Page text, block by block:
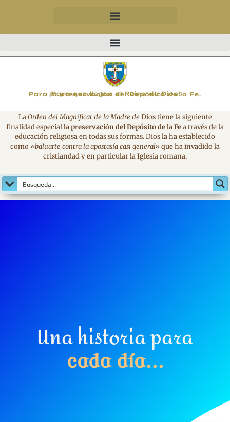
Para la preservación del Depósito de la Fe.
¡Para que llegue el Reino de Dios!
MAGNIFICAT
LaOrden del Magníficat de la Madre deDios tiene la siguiente
finalidad especialla preservación del Depósito de la Fea través de la
educación religiosa en todas sus formas. Dios la ha establecido
como «baluarte contra la apostasía casi general» que ha invadido la
cristiandad y en particular la Iglesia romana.
Una historia para
cada día...